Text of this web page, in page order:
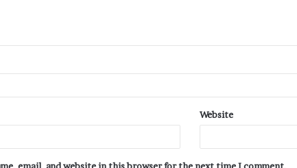
Website
email, and website in this browser for the next time I comment.